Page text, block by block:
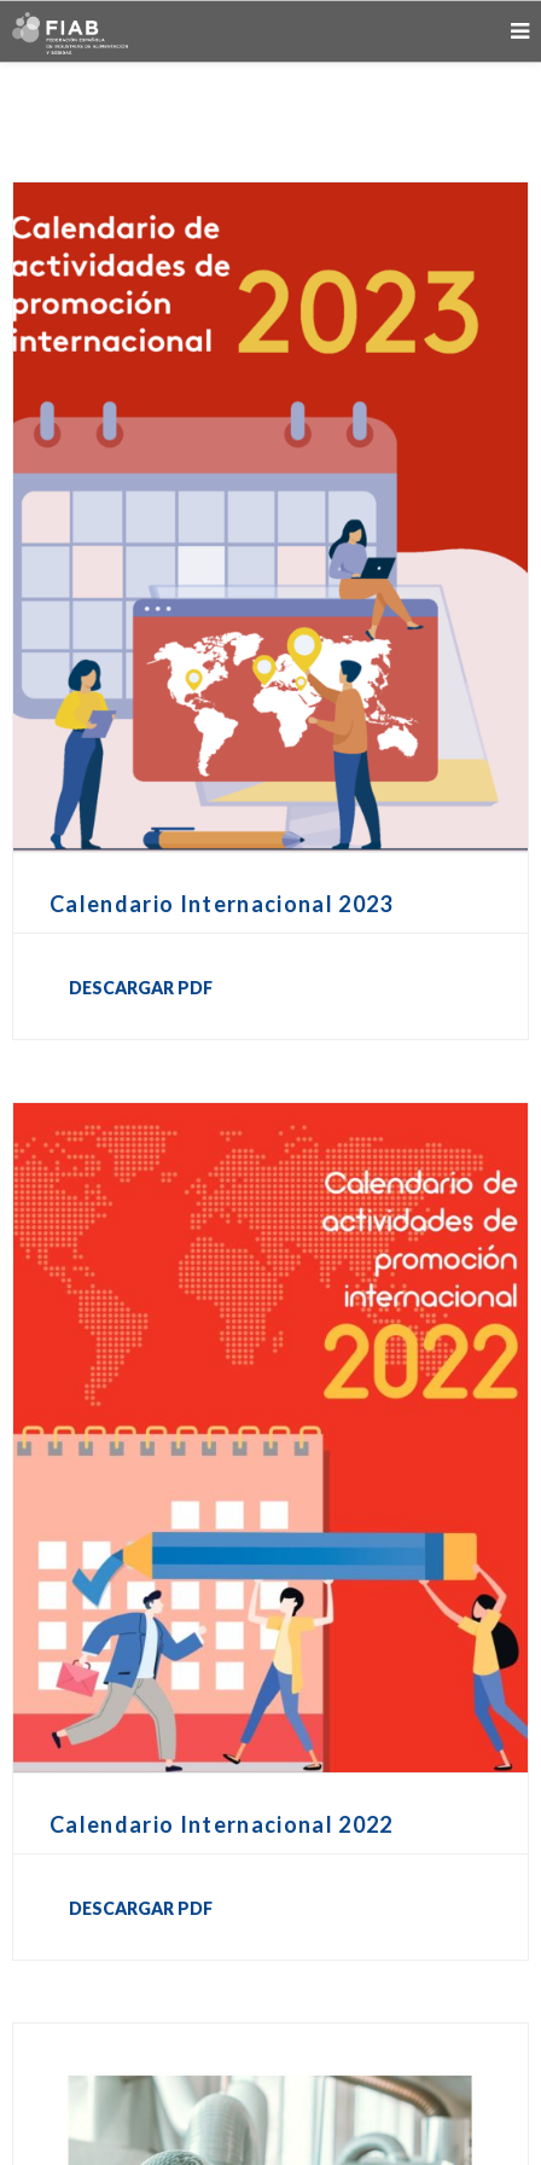
Calendario Internacional 2023
DESCARGAR PDF
Calendario Internacional 2022
DESCARGAR PDF